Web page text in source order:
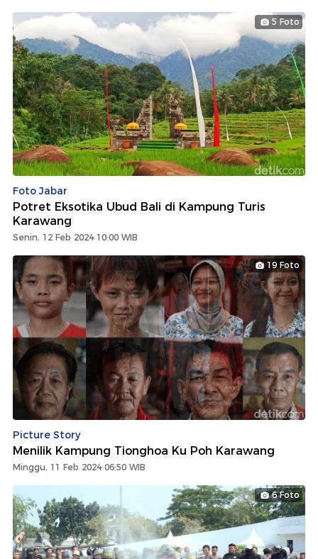
5 Foto
Foto Jabar
Potret Eksotika Ubud Bali di Kampung Turis
Karawang
Senin, 12 Feb 2024 10:00 WIB
19 Foto
Picture Story
Menilik Kampung Tionghoa Ku Poh Karawang
Minggu, 11 Feb 2024 06:50 WIB
6 Foto